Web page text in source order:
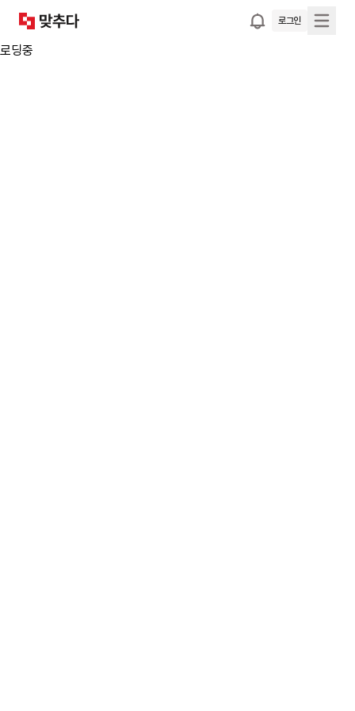
로그인
로딩중